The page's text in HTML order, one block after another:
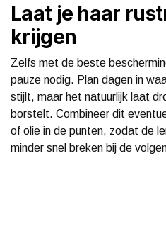
Laat je haar
krijgen
Zelfs met de beste
pauze nodig. Plan dagen in
stijlt, maar het natuurlijk laat
borstelt. Combineer dit
of olie in de punten, zodat de
minder snel breken bij de